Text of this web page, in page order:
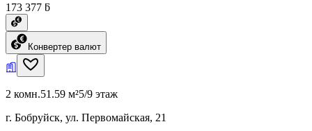
173 377 ƃ
Конвертер валют
2 комн.51.59 м²5/9 этаж
г. Бобруйск, ул. Первомайская, 21